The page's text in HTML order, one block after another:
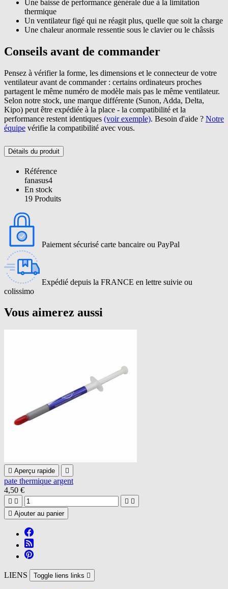
Une baisse de performance générale due à la limitation
thermique
Un ventilateur figé qui ne réagit plus, quelle que soit la charge
Une chaleur anormale ressentie sous le clavier ou le châssis
Conseils avant de commander
Pensez à vérifier la forme, les dimensions et le connecteur de votre
ventilateur avant de commander : certains ordinateurs proches
partagent le même numéro de modèle mais pas le même ventilateur.
Selon notre stock, une marque différente (Sunon, Adda, Delta,
Kipo) peut être expédiée à la place - la compatibilité et la
performance restent identiques (voir exemple). Besoin d'aide ? Notre
équipe vérifie la compatibilité avec vous.
Détails du produit
Référence
fanasus4
En stock
19 Produits
Paiement sécurisé carte bancaire ou PayPal
Expédié depuis la FRANCE en lettre suivie ou
colissimo
Vous aimerez aussi
 Aperçu rapide 
pate thermique argent
4,50 €
   
 Ajouter au panier
LIENS Toggle liens links 